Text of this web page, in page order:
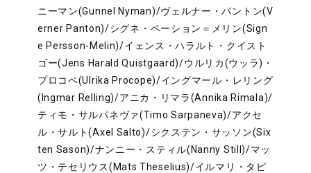
ニーマン(Gunnel Nyman)/ヴェルナー・パントン(V
erner Panton)/シグネ・ペーション＝メリン(Sign
e Persson-Melin)/イェンス・ハラルト・クイスト
ゴー(Jens Harald Quistgaard)/ウルリカ(ウッラ)・
プロコペ(Ulrika Procope)/イングマール・レリング
(Ingmar Relling)/アニカ・リマラ(Annika Rimala)/
ティモ・サルパネヴァ(Timo Sarpaneva)/アクセ
ル・サルト(Axel Salto)/シクステン・サッソン(Six
ten Sason)/ナンニー・スティル(Nanny Still)/マッ
ツ・テセリウス(Mats Theselius)/イルマリ・タピ